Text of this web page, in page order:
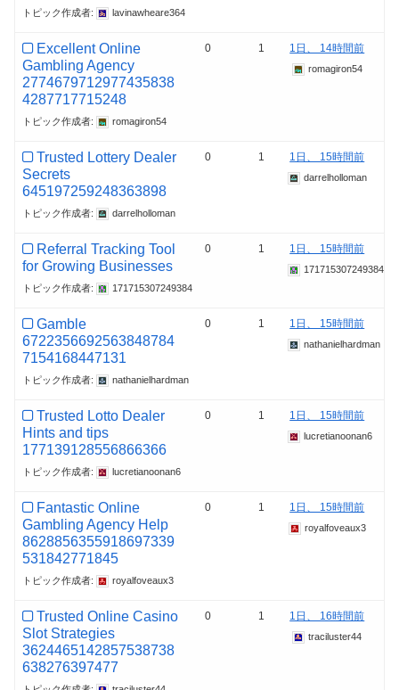
トピック作成者: lavinawheare364
Excellent Online
Gambling Agency
2774679712977435838
4287717715248
トピック作成者: romagiron54
0 1 1日、 14時間前
romagiron54
Trusted Lottery Dealer
Secrets
645197259248363898
トピック作成者: darrelholloman
0 1 1日、 15時間前
darrelholloman
Referral Tracking Tool
for Growing Businesses
トピック作成者: 171715307249384
0 1 1日、 15時間前
171715307249384
Gamble
6722356692563848784
7154168447131
トピック作成者: nathanielhardman
0 1 1日、 15時間前
nathanielhardman
Trusted Lotto Dealer
Hints and tips
177139128556866366
トピック作成者: lucretianoonan6
0 1 1日、 15時間前
lucretianoonan6
Fantastic Online
Gambling Agency Help
8628856355918697339
531842771845
トピック作成者: royalfoveaux3
0 1 1日、 15時間前
royalfoveaux3
Trusted Online Casino
Slot Strategies
3624465142857538738
638276397477
0 1 1日、 16時間前
traciluster44